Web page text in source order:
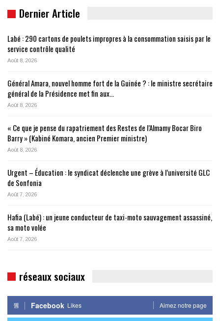
Dernier Article
Labé : 290 cartons de poulets impropres à la consommation saisis par le
service contrôle qualité
Août 8, 2026
Général Amara, nouvel homme fort de la Guinée ? : le ministre secrétaire
général de la Présidence met fin aux…
Août 8, 2026
« Ce que je pense du rapatriement des Restes de l’Almamy Bocar Biro
Barry » (Kabiné Komara, ancien Premier ministre)
Août 8, 2026
Urgent – Éducation : le syndicat déclenche une grève à l’université GLC
de Sonfonia
Août 7, 2026
Hafia (Labé) : un jeune conducteur de taxi-moto sauvagement assassiné,
sa moto volée
Août 7, 2026
réseaux sociaux
Facebook Likes Aimez notre page